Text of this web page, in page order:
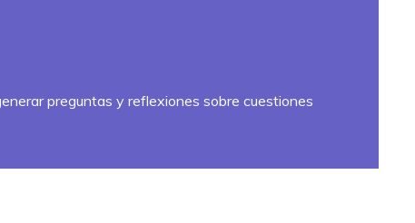
preguntas y reflexiones sobre cuestiones